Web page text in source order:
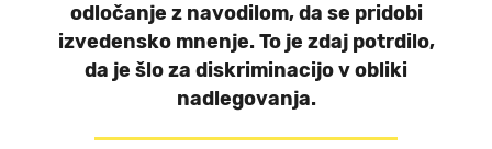
odločanje z navodilom, da se pridobi
izvedensko mnenje. To je zdaj potrdilo,
da je šlo za diskriminacijo v obliki
nadlegovanja.